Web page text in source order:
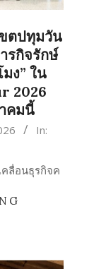
ตปทุมวัน
รกิจรักษ์
ง” ใน
2026
คมนี้
In:
คลื่อนธุรกิจค